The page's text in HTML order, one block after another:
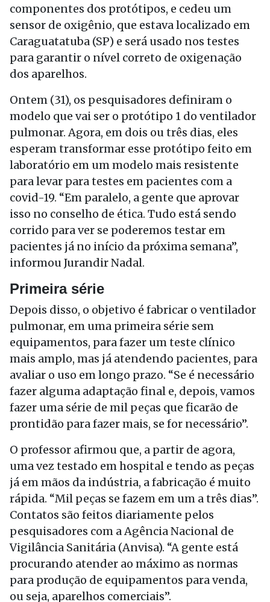
componentes dos protótipos, e cedeu um
sensor de oxigênio, que estava localizado em
Caraguatatuba (SP) e será usado nos testes
para garantir o nível correto de oxigenação
dos aparelhos.
Ontem (31), os pesquisadores definiram o
modelo que vai ser o protótipo 1 do ventilador
pulmonar. Agora, em dois ou três dias, eles
esperam transformar esse protótipo feito em
laboratório em um modelo mais resistente
para levar para testes em pacientes com a
covid-19. “Em paralelo, a gente que aprovar
isso no conselho de ética. Tudo está sendo
corrido para ver se poderemos testar em
pacientes já no início da próxima semana”,
informou Jurandir Nadal.
Primeira série
Depois disso, o objetivo é fabricar o ventilador
pulmonar, em uma primeira série sem
equipamentos, para fazer um teste clínico
mais amplo, mas já atendendo pacientes, para
avaliar o uso em longo prazo. “Se é necessário
fazer alguma adaptação final e, depois, vamos
fazer uma série de mil peças que ficarão de
prontidão para fazer mais, se for necessário”.
O professor afirmou que, a partir de agora,
uma vez testado em hospital e tendo as peças
já em mãos da indústria, a fabricação é muito
rápida. “Mil peças se fazem em um a três dias”.
Contatos são feitos diariamente pelos
pesquisadores com a Agência Nacional de
Vigilância Sanitária (Anvisa). “A gente está
procurando atender ao máximo as normas
para produção de equipamentos para venda,
ou seja, aparelhos comerciais”.